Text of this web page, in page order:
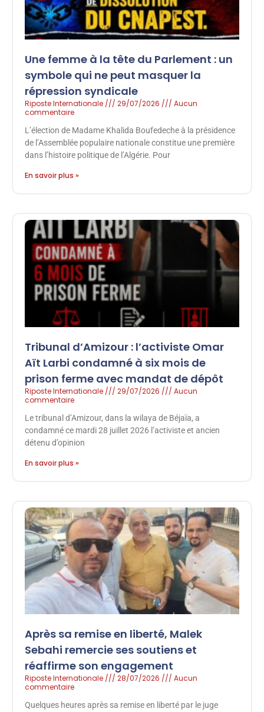
Une femme à la tête du Parlement : un
symbole qui ne peut masquer la
répression syndicale
Riposte Internationale 29/07/2026
Aucun
commentaire
L’élection de Madame Khalida Boufedeche à la présidence
de l’Assemblée populaire nationale constitue une première
dans l’histoire politique de l’Algérie. Pour
En savoir plus »
Tribunal d’Amizour : l’activiste Omar
Aït Larbi condamné à six mois de
prison ferme avec mandat de dépôt
Riposte Internationale 29/07/2026
Aucun
commentaire
Le tribunal d’Amizour, dans la wilaya de Béjaïa, a
condamné ce mardi 28 juillet 2026 l’activiste et ancien
détenu d’opinion
En savoir plus »
Après sa remise en liberté, Malek
Sebahi remercie ses soutiens et
réaffirme son engagement
Riposte Internationale 28/07/2026
Aucun
commentaire
Quelques heures après sa remise en liberté par le juge